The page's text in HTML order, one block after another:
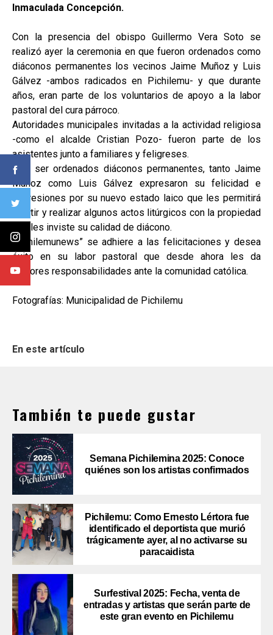
Inmaculada Concepción.
Con la presencia del obispo Guillermo Vera Soto se
realizó ayer la ceremonia en que fueron ordenados como
diáconos permanentes los vecinos Jaime Muñoz y Luis
Gálvez -ambos radicados en Pichilemu- y que durante
años, eran parte de los voluntarios de apoyo a la labor
pastoral del cura párroco.
Autoridades municipales invitadas a la actividad religiosa
-como el alcalde Cristian Pozo- fueron parte de los
asistentes junto a familiares y feligreses.
Tras ser ordenados diáconos permanentes, tanto Jaime
Muñoz como Luis Gálvez expresaron su felicidad e
impresiones por su nuevo estado laico que les permitirá
asistir y realizar algunos actos litúrgicos con la propiedad
que les inviste su calidad de diácono.
“pichilemunews” se adhiere a las felicitaciones y desea
éxito en su labor pastoral que desde ahora les da
mayores responsabilidades ante la comunidad católica.
Fotografías: Municipalidad de Pichilemu
En este artículo
También te puede gustar
Semana Pichilemina 2025: Conoce
quiénes son los artistas confirmados
Pichilemu: Como Ernesto Lértora fue
identificado el deportista que murió
trágicamente ayer, al no activarse su
paracaidista
Surfestival 2025: Fecha, venta de
entradas y artistas que serán parte de
este gran evento en Pichilemu